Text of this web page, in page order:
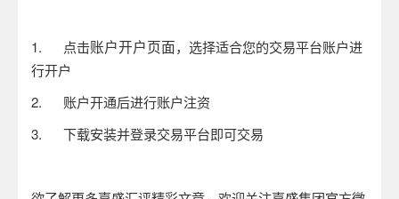
1. 点击账户开户页面，选择适合您的交易平台账户进
行开户
2. 账户开通后进行账户注资
3. 下载安装并登录交易平台即可交易